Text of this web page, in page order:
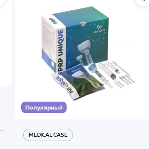
Популярный
MEDICAL CASE